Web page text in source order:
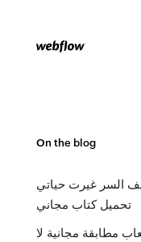
On the blog
السر غيرت حياتي
تحميل كتاب مجاني
مطابقة مجانية لا